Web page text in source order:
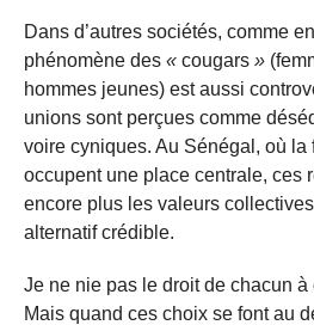
Dans d’autres sociétés, comme
phénomène des « cougars »
hommes jeunes) est aussi
unions sont perçues comme
voire cyniques. Au Sénégal, où la
occupent une place centrale, ces
encore plus les valeurs
alternatif crédible.
Je ne nie pas le droit de chacun
Mais quand ces choix se font au